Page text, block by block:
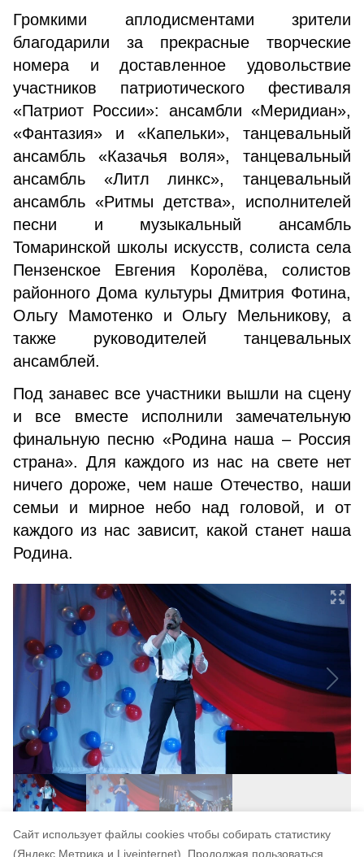
Cайт использует файлы cookies чтобы собирать статистику
(Яндекс.Метрика и Liveinternet).
Продолжая пользоваться
Громкими аплодисментами зрители
благодарили за прекрасные творческие
номера и доставленное удовольствие
участников патриотического фестиваля
«Патриот России»: ансамбли «Меридиан»,
«Фантазия» и «Капельки», танцевальный
ансамбль «Казачья воля», танцевальный
ансамбль «Литл линкс», танцевальный
ансамбль «Ритмы детства», исполнителей
песни и музыкальный ансамбль
Томаринской школы искусств, солиста села
Пензенское Евгения Королёва, солистов
районного Дома культуры Дмитрия Фотина,
Ольгу Мамотенко и Ольгу Мельникову, а
также руководителей танцевальных
ансамблей.
Под занавес все участники вышли на сцену
и все вместе исполнили замечательную
финальную песню «Родина наша – Россия
страна». Для каждого из нас на свете нет
ничего дороже, чем наше Отечество, наши
семьи и мирное небо над головой, и от
каждого из нас зависит, какой станет наша
Родина.
Авторы: Ольга Титова